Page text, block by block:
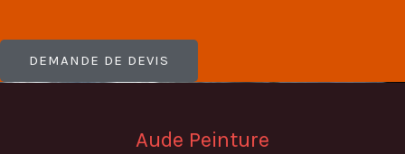
DEMANDE DE DEVIS
Aude Peinture